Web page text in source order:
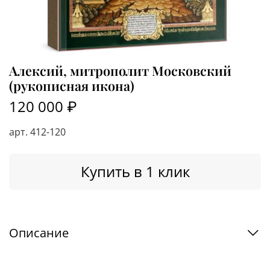
арт. 412-120
Алексий, митрополит Московский
(рукописная икона)
120 000 ₽
Купить в 1 клик
Описание